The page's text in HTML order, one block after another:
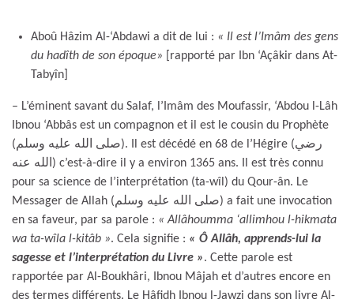
Aboû Hâzim Al-‘Abdawi a dit de lui : « Il est l’Imâm des gens
du hadîth de son époque» [rapporté par Ibn ‘Açâkir dans At-
Tabyîn]
– L’éminent savant du Salaf, l’Imâm des Moufassir, ‘Abdou l-Lâh
Ibnou ‘Abbâs est un compagnon et il est le cousin du Prophète
(صلى الله عليه وسلم). Il est décédé en 68 de l’Hégire (رضي
الله عنه) c’est-à-dire il y a environ 1365 ans. Il est très connu
pour sa science de l’interprétation (ta-wîl) du Qour-ân. Le
Messager de Allah (صلى الله عليه وسلم) a fait une invocation
en sa faveur, par sa parole : « Allâhoumma ‘allimhou l-hikmata
wa ta-wîla l-kitâb ». Cela signifie : « Ô Allâh, apprends-lui la
sagesse et l’interprétation du Livre ». Cette parole est
rapportée par Al-Boukhâri, Ibnou Mâjah et d’autres encore en
des termes différents. Le Hâfidh Ibnou l-Jawzi dans son livre Al-